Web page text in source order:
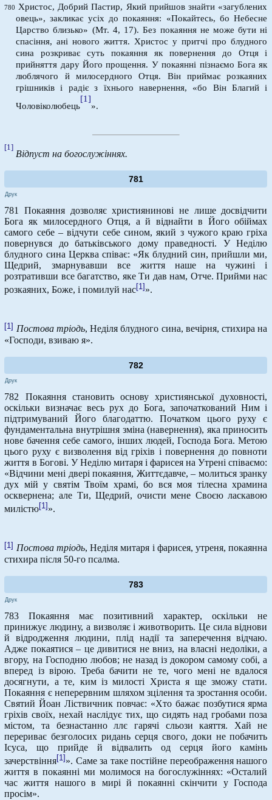
780
Христос, Добрий Пастир, Який прийшов знайти «загублених
овець», закликає усіх до покаяння: «Покайтесь, бо Небесне
Царство близько» (Мт. 4, 17). Без покаяння не може бути ні
спасіння, ані нового життя. Христос у притчі про блудного
сина розкриває суть покаяння як повернення до Отця і
прийняття дару Його прощення. У покаянні пізнаємо Бога як
люблячого й милосердного Отця. Він приймає розкаяних
грішників і радіє з їхнього навернення, «бо Він Благий і
Чоловіколюбець
[1]
».
[1]
Відпуст на богослужіннях.
781
Друк
781 Покаяння дозволяє християнинові не лише досвідчити
Бога як милосердного Отця, а й віднайти в Його обіймах
самого себе – відчути себе сином, який з чужого краю гріха
повернувся до батьківського дому праведності. У Неділю
блудного сина Церква співає: «Як блудний син, прийшли ми,
Щедрий, змарнувавши все життя наше на чужині і
розтративши все багатство, яке Ти дав нам, Отче. Прийми нас
розкаяних, Боже, і помилуй нас[1] ».
[1] Постова тріодь, Неділя блудного сина, вечірня, стихира на
«Господи, взиваю я».
782
Друк
782 Покаяння становить основу християнської духовності,
оскільки визначає весь рух до Бога, започаткований Ним і
підтримуваний Його благодаттю. Початком цього руху є
фундаментальна внутрішня зміна (навернення), яка приносить
нове бачення себе самого, інших людей, Господа Бога. Метою
цього руху є визволення від гріхів і повернення до повноти
життя в Богові. У Неділю митаря і фарисея на Утрені співаємо:
«Відчини мені двері покаяння, Життєдавче, – молиться зранку
дух мій у святім Твоїм храмі, бо вся моя тілесна храмина
осквернена; але Ти, Щедрий, очисти мене Своєю ласкавою
милістю[1] ».
[1] Постова тріодь, Неділя митаря і фарисея, утреня, покаянна
стихира після 50-го псалма.
783
Друк
783 Покаяння має позитивний характер, оскільки не
принижує людину, а визволяє і животворить. Це сила віднови
й відродження людини, плід надії та заперечення відчаю.
Адже покаятися – це дивитися не вниз, на власні недоліки, а
вгору, на Господню любов; не назад із докором самому собі, а
вперед із вірою. Треба бачити не те, чого мені не вдалося
досягнути, а те, ким із милості Христа я ще зможу стати.
Покаяння є неперервним шляхом зцілення та зростання особи.
Святий Йоан Ліствичник повчає: «Хто бажає позбутися ярма
гріхів своїх, нехай наслідує тих, що сидять над гробами поза
містом, та безнастанно ллє гарячі сльози каяття. Хай не
перериває безголосих ридань серця свого, доки не побачить
Ісуса, що прийде й відвалить од серця його камінь
зачерствіння[1] ». Саме за таке постійне переображення нашого
життя в покаянні ми молимося на богослужіннях: «Осталий
час життя нашого в мирі й покаянні скінчити у Господа
просім».